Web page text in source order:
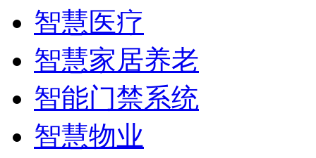
智慧医疗
智慧家居养老
智能门禁系统
智慧物业